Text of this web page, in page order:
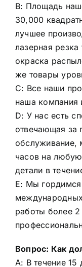
B: Площадь
30,000
лучшее
лазерная
окраска
же товары
C: Все наши
наша компания
D: У нас есть
отвечающая за
обслуживание,
часов на
детали в
E: Мы
работы более 2
Вопрос: Как
A: В течение 15